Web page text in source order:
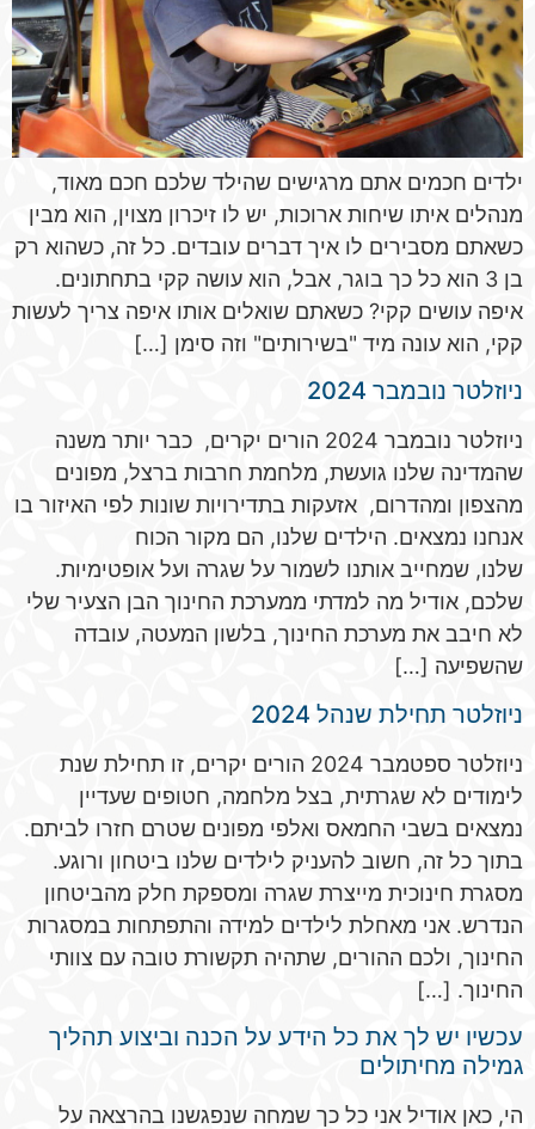
ילדים חכמים אתם מרגישים שהילד שלכם חכם מאוד,
מנהלים איתו שיחות ארוכות, יש לו זיכרון מצוין, הוא מבין
כשאתם מסבירים לו איך דברים עובדים. כל זה, כשהוא רק
בן 3 הוא כל כך בוגר, אבל, הוא עושה קקי בתחתונים.
איפה עושים קקי? כשאתם שואלים אותו איפה צריך לעשות
קקי, הוא עונה מיד "בשירותים" וזה סימן […]
ניוזלטר נובמבר 2024
ניוזלטר נובמבר 2024 הורים יקרים, כבר יותר משנה
שהמדינה שלנו גועשת, מלחמת חרבות ברצל, מפונים
מהצפון ומהדרום, אזעקות בתדירויות שונות לפי האיזור בו
אנחנו נמצאים. הילדים שלנו, הם מקור הכוח
שלנו, שמחייב אותנו לשמור על שגרה ועל אופטימיות.
שלכם, אודיל מה למדתי ממערכת החינוך הבן הצעיר שלי
לא חיבב את מערכת החינוך, בלשון המעטה, עובדה
שהשפיעה […]
ניוזלטר תחילת שנהל 2024
ניוזלטר ספטמבר 2024 הורים יקרים, זו תחילת שנת
לימודים לא שגרתית, בצל מלחמה, חטופים שעדיין
נמצאים בשבי החמאס ואלפי מפונים שטרם חזרו לביתם.
בתוך כל זה, חשוב להעניק לילדים שלנו ביטחון ורוגע.
מסגרת חינוכית מייצרת שגרה ומספקת חלק מהביטחון
הנדרש. אני מאחלת לילדים למידה והתפתחות במסגרות
החינוך, ולכם ההורים, שתהיה תקשורת טובה עם צוותי
החינוך. […]
עכשיו יש לך את כל הידע על הכנה וביצוע תהליך
גמילה מחיתולים
הי, כאן אודיל אני כל כך שמחה שנפגשנו בהרצאה על